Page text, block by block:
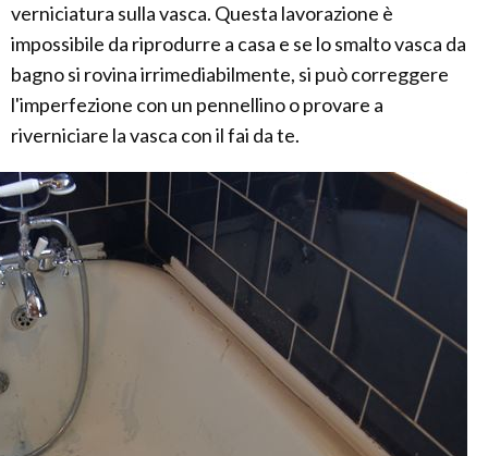
verniciatura sulla vasca. Questa lavorazione è
impossibile da riprodurre a casa e se lo smalto vasca da
bagno si rovina irrimediabilmente, si può correggere
l'imperfezione con un pennellino o provare a
riverniciare la vasca con il fai da te.